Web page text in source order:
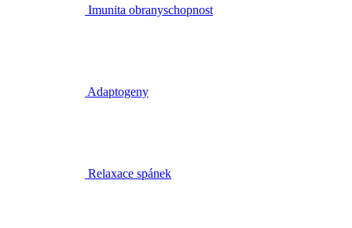
Imunita obranyschopnost
Adaptogeny
Relaxace spánek